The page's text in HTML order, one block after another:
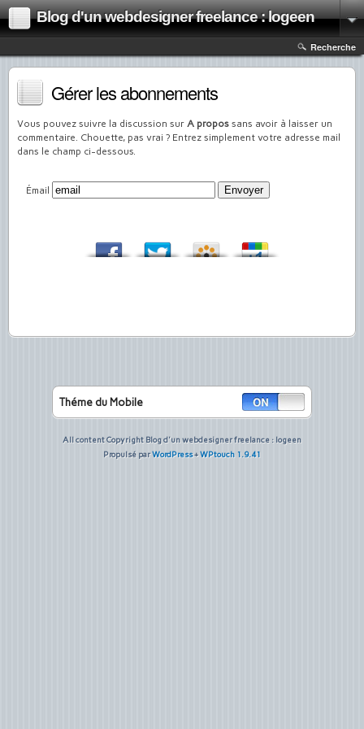
Blog d'un webdesigner freelance : logeen
Recherche
Gérer les abonnements
Vous pouvez suivre la discussion sur A propos sans avoir à laisser un
commentaire. Chouette, pas vrai ? Entrez simplement votre adresse mail
dans le champ ci-dessous.
Émail
Théme du Mobile
All content Copyright Blog d'un webdesigner freelance : logeen
Propulsé parWordPress+WPtouch 1.9.41